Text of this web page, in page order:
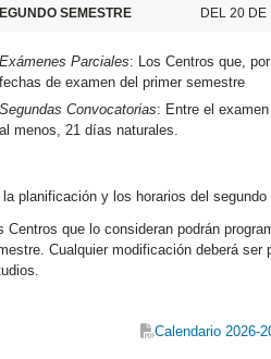
SEMESTRE DEL 20 DE
Exámenes Parciales: Los Centros que,
fechas de examen del primer semestre
Segundas Convocatorias: Entre el
al menos, 21 días naturales.
la planificación y los horarios del
Centros que lo consideran podrán
Cualquier modificación deberá
Calendario 2026-